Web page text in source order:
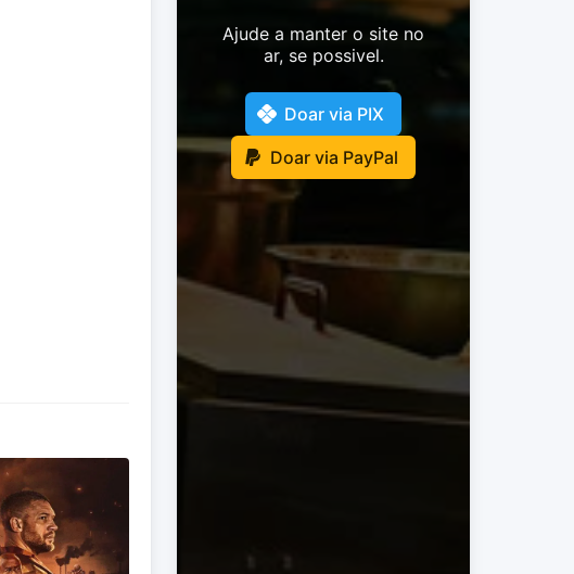
Ajude a manter o site no
ar, se possivel.
Doar via PIX
Doar via PayPal